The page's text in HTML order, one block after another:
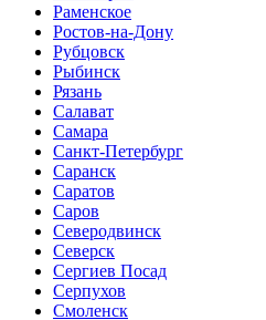
Раменское
Ростов-на-Дону
Рубцовск
Рыбинск
Рязань
Салават
Самара
Санкт-Петербург
Саранск
Саратов
Саров
Северодвинск
Северск
Сергиев Посад
Серпухов
Смоленск